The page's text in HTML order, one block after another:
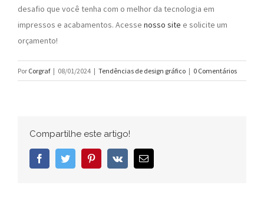
desafio que você tenha com o melhor da tecnologia em
impressos e acabamentos. Acesse nosso site e solicite um
orçamento!
Por Corgraf | 08/01/2024 | Tendências de design gráfico | 0 Comentários
Compartilhe este artigo!
FacebookTwitter PinterestVk
E-
mail